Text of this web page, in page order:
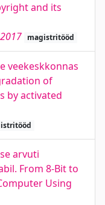
and its
magistritööd
veekeskkonnas
of
by activated
arvuti
From 8-Bit to
Using